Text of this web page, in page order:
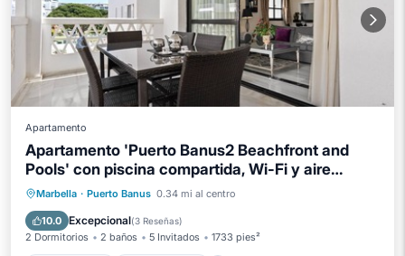
Apartamento
Apartamento 'Puerto Banus2 Beachfront and
Pools' con piscina compartida, Wi-Fi y aire
acondicionado.
Marbella · Puerto Banus 0.34 mi al centro
10.0 Excepcional(3 Reseñas)
2 Dormitorios 2 baños 5 Invitados 1733 pies²
Frente al mar Aparcamiento
Vista al mar